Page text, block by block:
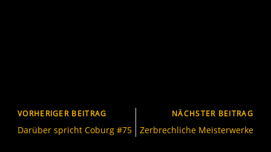
VORHERIGER BEITRAG
Darüber spricht Coburg #75
NÄCHSTER BEITRAG
Zerbrechliche Meisterwerke